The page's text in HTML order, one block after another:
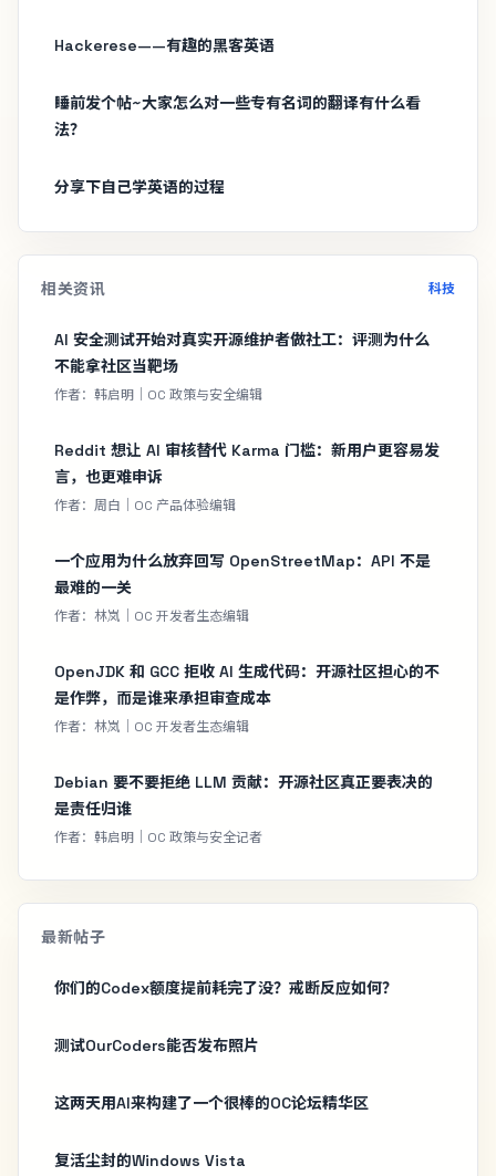
Hackerese——有趣的黑客英语
睡前发个帖~大家怎么对一些专有名词的翻译有什么看
法？
分享下自己学英语的过程
相关资讯 科技
AI 安全测试开始对真实开源维护者做社工：评测为什么
不能拿社区当靶场
作者：韩启明｜OC 政策与安全编辑
Reddit 想让 AI 审核替代 Karma 门槛：新用户更容易发
言，也更难申诉
作者：周白｜OC 产品体验编辑
一个应用为什么放弃回写 OpenStreetMap：API 不是
最难的一关
作者：林岚｜OC 开发者生态编辑
OpenJDK 和 GCC 拒收 AI 生成代码：开源社区担心的不
是作弊，而是谁来承担审查成本
作者：林岚｜OC 开发者生态编辑
Debian 要不要拒绝 LLM 贡献：开源社区真正要表决的
是责任归谁
作者：韩启明｜OC 政策与安全记者
最新帖子
你们的Codex额度提前耗完了没？戒断反应如何？
测试OurCoders能否发布照片
这两天用AI来构建了一个很棒的OC论坛精华区
复活尘封的Windows Vista